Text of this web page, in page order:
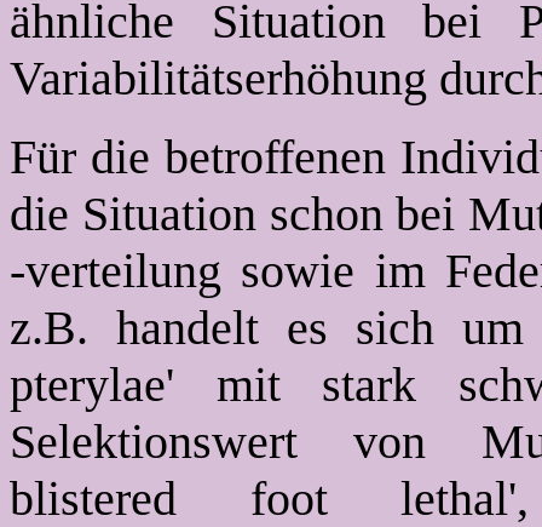
ähnliche Situation bei
Variabilitätserhöhung
Für die betroffenen
die Situation schon bei
-verteilung sowie im
z.B. handelt es sich um
pterylae' mit stark
Selektionswert von
blistered foot lethal',